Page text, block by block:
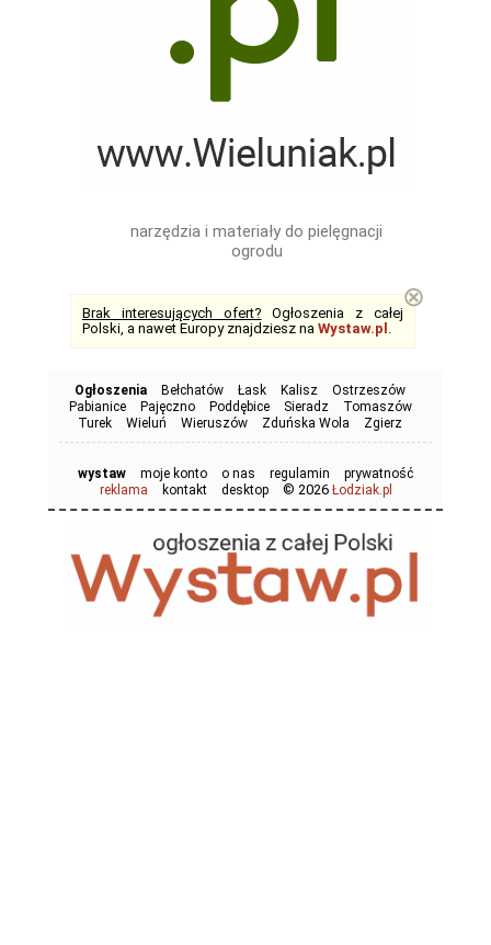
narzędzia i materiały do pielęgnacji
ogrodu
Brak interesujących ofert? Ogłoszenia z całej
Polski, a nawet Europy znajdziesz na Wystaw.pl .
⊗
Ogłoszenia Bełchatów Łask Kalisz
Ostrzeszów
Pabianice
Pajęczno Poddębice Sieradz
Tomaszów
Turek
Wieluń Wieruszów Zduńska Wola Zgierz
wystaw moje konto o nas regulamin
prywatność
reklama
kontakt desktop © 2026 Łodziak.pl